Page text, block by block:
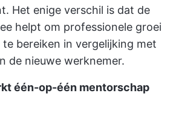
Het enige verschil is dat de
helpt om professionele groei
bereiken in vergelijking met
de nieuwe werknemer.
één-op-één mentorschap